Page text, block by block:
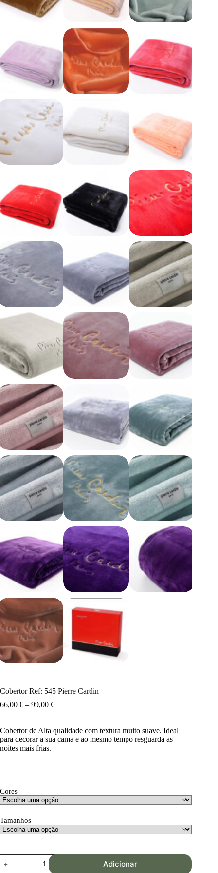
Cobertor Ref: 545 Pierre Cardin
66,00 € – 99,00 €
Cobertor de Alta qualidade com textura muito suave. Ideal
para decorar a sua cama e ao mesmo tempo resguarda as
noites mais frias.
Cores
Tamanhos
Adicionar